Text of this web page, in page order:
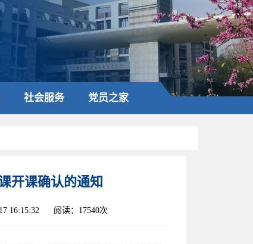
社会服务 党员之家
开课确认的通知
16:15:32 阅读：17540次